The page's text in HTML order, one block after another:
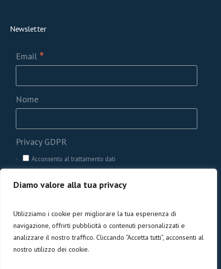
Diamo valore alla tua privacy
Utilizziamo i cookie per migliorare la tua esperienza di
navigazione, offrirti pubblicità o contenuti personalizzati e
analizzare il nostro traffico. Cliccando “Accetta tutti”, acconsenti al
nostro utilizzo dei cookie.
Newsletter
Email *
Nome
Privacy GDPR
Acconsento al trattamento dati